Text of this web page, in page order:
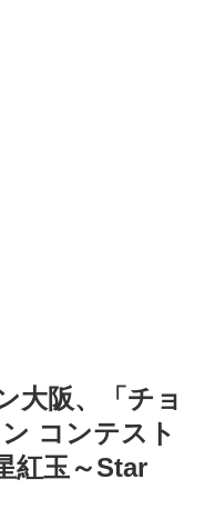
ルトン大阪、「チョコレート
大阪、「チョ
コンテスト
紅玉～Star